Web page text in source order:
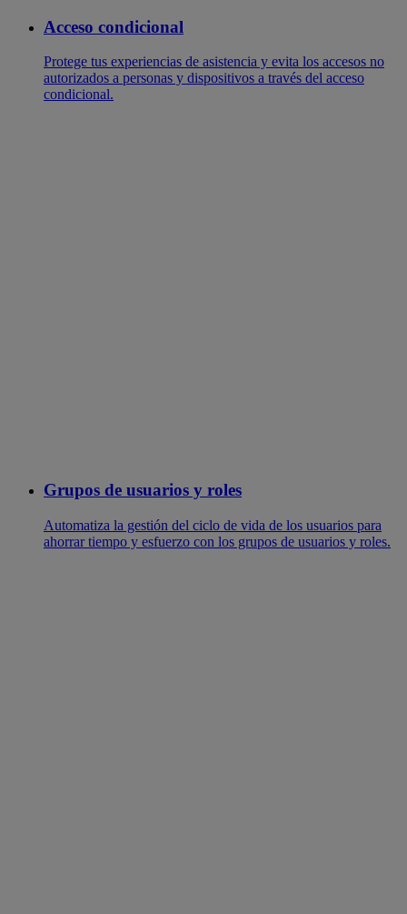
Acceso condicional
Protege tus experiencias de asistencia y evita los accesos no
autorizados a personas y dispositivos a través del acceso
condicional.
Grupos de usuarios y roles
Automatiza la gestión del ciclo de vida de los usuarios para
ahorrar tiempo y esfuerzo con los grupos de usuarios y roles.